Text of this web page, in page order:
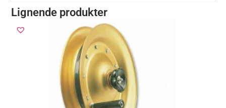
Lignende produkter